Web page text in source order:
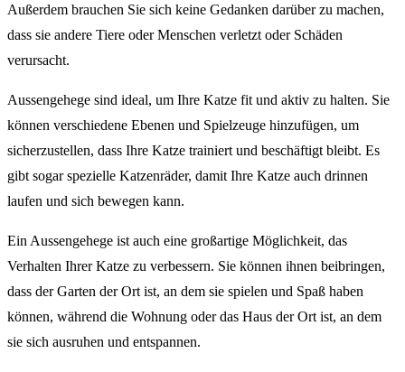
Außerdem brauchen Sie sich keine Gedanken darüber zu machen,
dass sie andere Tiere oder Menschen verletzt oder Schäden
verursacht.
Aussengehege sind ideal, um Ihre Katze fit und aktiv zu halten. Sie
können verschiedene Ebenen und Spielzeuge hinzufügen, um
sicherzustellen, dass Ihre Katze trainiert und beschäftigt bleibt. Es
gibt sogar spezielle Katzenräder, damit Ihre Katze auch drinnen
laufen und sich bewegen kann.
Ein Aussengehege ist auch eine großartige Möglichkeit, das
Verhalten Ihrer Katze zu verbessern. Sie können ihnen beibringen,
dass der Garten der Ort ist, an dem sie spielen und Spaß haben
können, während die Wohnung oder das Haus der Ort ist, an dem
sie sich ausruhen und entspannen.